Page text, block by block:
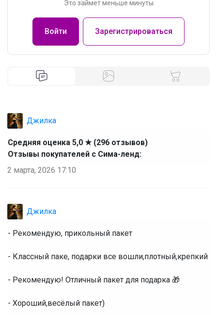
Это займет меньше минуты
Войти Зарегистрироваться
Джилка
Средняя оценка 5,0 ★ (296 отзывов)
Отзывы покупателей с Сима-ленд:
2 марта, 2026 17:10
Джилка
- Рекомендую, прикольный пакет
- Классный паке, подарки все вошли,плотный,крепкий
- Рекомендую! Отличный пакет для подарка 🎁
- Хороший,весёлый пакет)